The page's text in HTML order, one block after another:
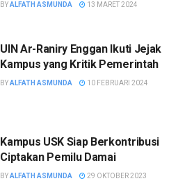
BYALFATH ASMUNDA 13 MARET 2024
UIN Ar-Raniry Enggan Ikuti Jejak
Kampus yang Kritik Pemerintah
BYALFATH ASMUNDA 10 FEBRUARI 2024
Kampus USK Siap Berkontribusi
Ciptakan Pemilu Damai
BYALFATH ASMUNDA 29 OKTOBER 2023